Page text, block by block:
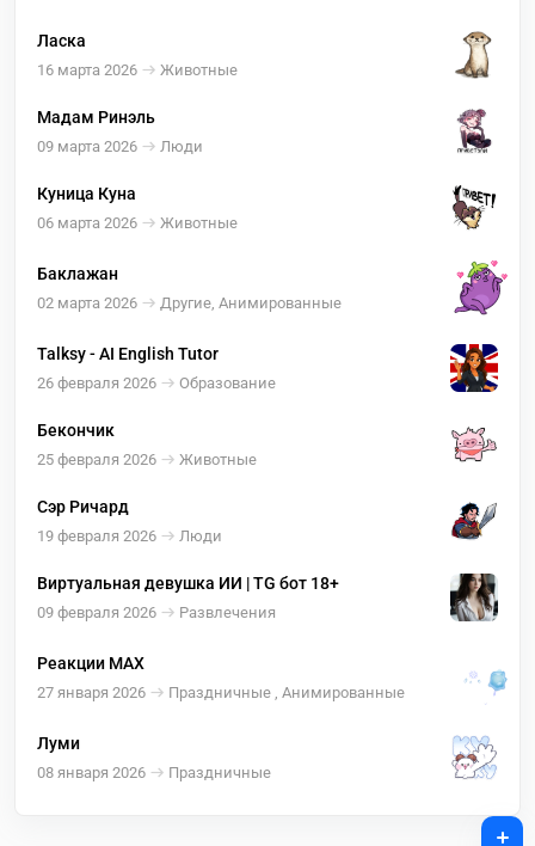
Ласка
16 марта 2026 Животные
Мадам Ринэль
09 марта 2026 Люди
Куница Куна
06 марта 2026 Животные
Баклажан
02 марта 2026 Другие, Анимированные
Talksy - AI English Tutor
26 февраля 2026 Образование
Бекончик
25 февраля 2026 Животные
Сэр Ричард
19 февраля 2026 Люди
Виртуальная девушка ИИ | TG бот 18+
09 февраля 2026 Развлечения
Реакции MAX
27 января 2026 Праздничные , Анимированные
Луми
08 января 2026 Праздничные
+